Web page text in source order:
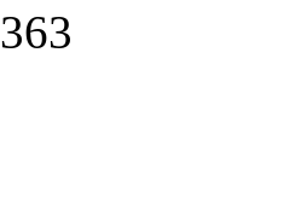
363